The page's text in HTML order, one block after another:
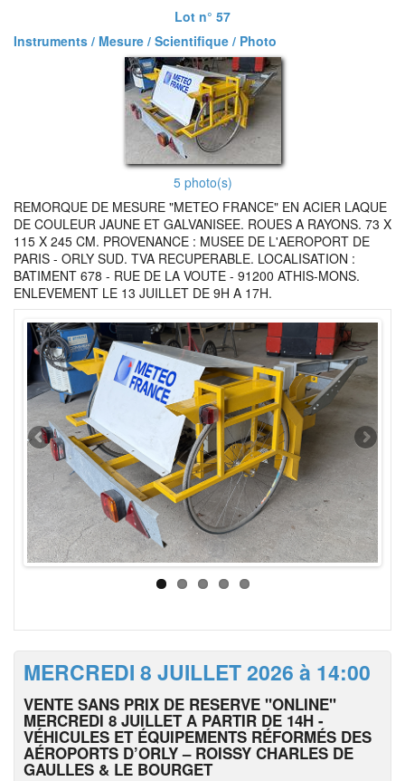
Lot n° 57
Instruments / Mesure / Scientifique / Photo
5 photo(s)
REMORQUE DE MESURE "METEO FRANCE" EN ACIER LAQUE
DE COULEUR JAUNE ET GALVANISEE. ROUES A RAYONS. 73 X
115 X 245 CM. PROVENANCE : MUSEE DE L'AEROPORT DE
PARIS - ORLY SUD. TVA RECUPERABLE. LOCALISATION :
BATIMENT 678 - RUE DE LA VOUTE - 91200 ATHIS-MONS.
ENLEVEMENT LE 13 JUILLET DE 9H A 17H.
MERCREDI 8 JUILLET 2026 à 14:00
VENTE SANS PRIX DE RESERVE "ONLINE"
MERCREDI 8 JUILLET A PARTIR DE 14H -
VÉHICULES ET ÉQUIPEMENTS RÉFORMÉS DES
AÉROPORTS D’ORLY – ROISSY CHARLES DE
GAULLES & LE BOURGET